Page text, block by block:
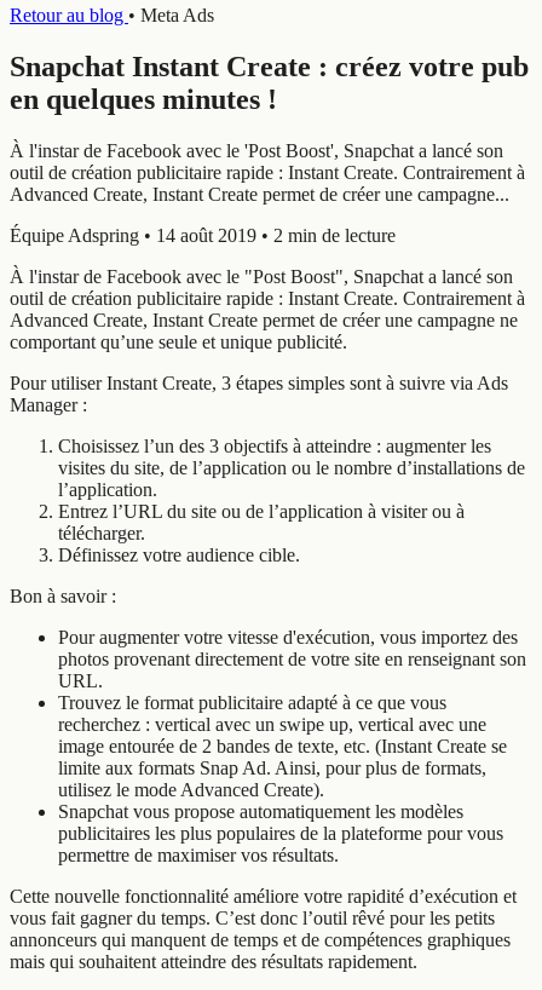
Retour au blog • Meta Ads
Snapchat Instant Create : créez votre pub
en quelques minutes !
À l'instar de Facebook avec le 'Post Boost', Snapchat a lancé son
outil de création publicitaire rapide : Instant Create. Contrairement à
Advanced Create, Instant Create permet de créer une campagne...
Équipe Adspring • 14 août 2019 • 2 min de lecture
À l'instar de Facebook avec le "Post Boost", Snapchat a lancé son
outil de création publicitaire rapide : Instant Create. Contrairement à
Advanced Create, Instant Create permet de créer une campagne ne
comportant qu’une seule et unique publicité.
Pour utiliser Instant Create, 3 étapes simples sont à suivre via Ads
Manager :
Choisissez l’un des 3 objectifs à atteindre : augmenter les
visites du site, de l’application ou le nombre d’installations de
l’application.
Entrez l’URL du site ou de l’application à visiter ou à
télécharger.
Définissez votre audience cible.
Bon à savoir :
Pour augmenter votre vitesse d'exécution, vous importez des
photos provenant directement de votre site en renseignant son
URL.
Trouvez le format publicitaire adapté à ce que vous
recherchez : vertical avec un swipe up, vertical avec une
image entourée de 2 bandes de texte, etc. (Instant Create se
limite aux formats Snap Ad. Ainsi, pour plus de formats,
utilisez le mode Advanced Create).
Snapchat vous propose automatiquement les modèles
publicitaires les plus populaires de la plateforme pour vous
permettre de maximiser vos résultats.
Cette nouvelle fonctionnalité améliore votre rapidité d’exécution et
vous fait gagner du temps. C’est donc l’outil rêvé pour les petits
annonceurs qui manquent de temps et de compétences graphiques
mais qui souhaitent atteindre des résultats rapidement.